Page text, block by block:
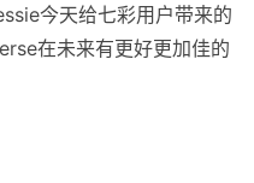
今天给七彩用户带来的
在未来有更好更加佳的